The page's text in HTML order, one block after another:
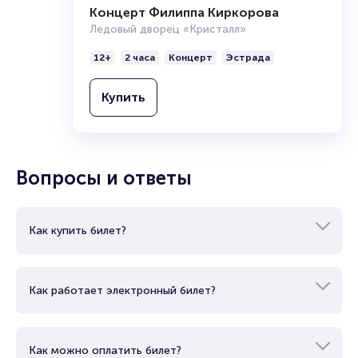
и Североевропейской баскетбольной лиге.
А также многократными серебряными и
Концерт Филиппа Киркорова
Ледовый дворец «Кристалл»
12+ 2 часа Концерт Эстрада
Купить
Вопросы и ответы
Как купить билет?
Как работает электронный билет?
Как можно оплатить билет?